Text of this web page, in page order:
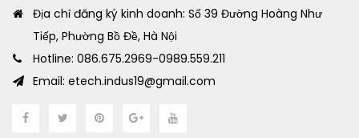
Địa chỉ đăng ký kinh doanh: Số 39 Đường Hoàng Như
Tiếp, Phường Bồ Đề, Hà Nội
Hotline: 086.675.2969-0989.559.211
Email: etech.indus19@gmail.com